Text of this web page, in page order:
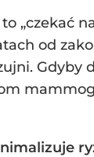
„czekać
od
Gdyby